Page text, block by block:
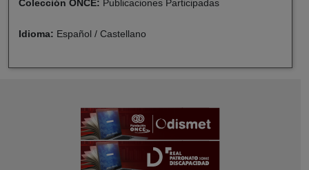
Colección ONCE: Publicaciones Participadas
Idioma: Español / Castellano